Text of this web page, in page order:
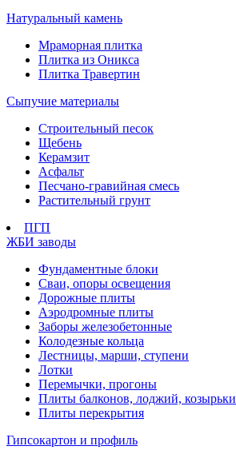
Натуральный камень
Мраморная плитка
Плитка из Оникса
Плитка Травертин
Сыпучие материалы
Строительный песок
Щебень
Керамзит
Асфальт
Песчано-гравийная смесь
Растительный грунт
ПГП
ЖБИ заводы
Фундаментные блоки
Сваи, опоры освещения
Дорожные плиты
Аэродромные плиты
Заборы железобетонные
Колодезные кольца
Лестницы, марши, ступени
Лотки
Перемычки, прогоны
Плиты балконов, лоджий, козырьки
Плиты перекрытия
Гипсокартон и профиль